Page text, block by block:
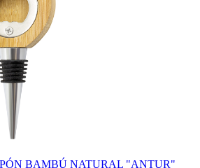
BAMBÚ NATURAL "ANTUR"